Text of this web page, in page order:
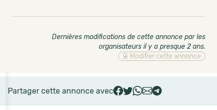
Dernières modifications de cette annonce par les
organisateurs il y a presque 2 ans.
Modifier cette annonce
Partager cette annonce avec